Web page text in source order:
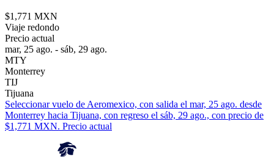
$1,771 MXN
Viaje redondo
Precio actual
mar, 25 ago. - sáb, 29 ago.
MTY
Monterrey
TIJ
Tijuana
Seleccionar vuelo de Aeromexico, con salida el mar, 25 ago. desde
Monterrey hacia Tijuana, con regreso el sáb, 29 ago., con precio de
$1,771 MXN. Precio actual